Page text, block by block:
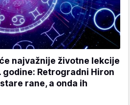
najvažnije životne lekcije
godine: Retrogradni Hiron
rane, a onda ih